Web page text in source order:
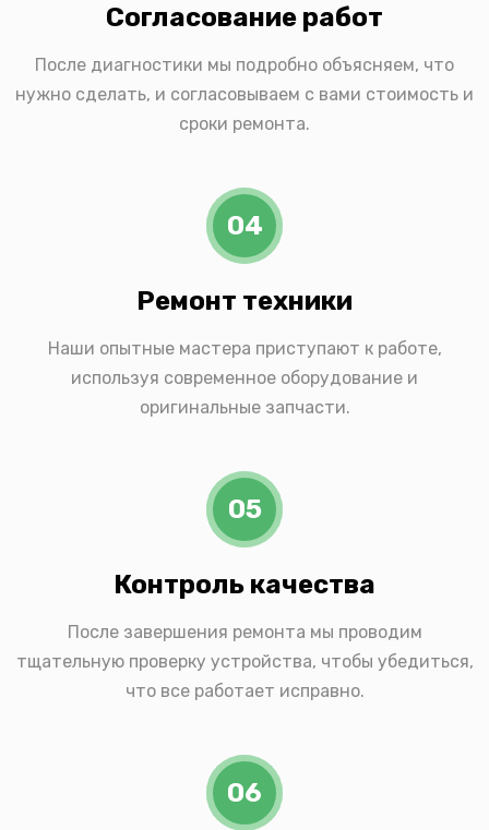
Согласование работ
После диагностики мы подробно объясняем, что
нужно сделать, и согласовываем с вами стоимость и
сроки ремонта.
04
Ремонт техники
Наши опытные мастера приступают к работе,
используя современное оборудование и
оригинальные запчасти.
05
Контроль качества
После завершения ремонта мы проводим
тщательную проверку устройства, чтобы убедиться,
что все работает исправно.
06